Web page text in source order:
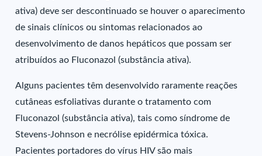
ativa) deve ser descontinuado se houver o aparecimento
de sinais clínicos ou sintomas relacionados ao
desenvolvimento de danos hepáticos que possam ser
atribuídos ao Fluconazol (substância ativa).
Alguns pacientes têm desenvolvido raramente reações
cutâneas esfoliativas durante o tratamento com
Fluconazol (substância ativa), tais como síndrome de
Stevens-Johnson e necrólise epidérmica tóxica.
Pacientes portadores do vírus HIV são mais